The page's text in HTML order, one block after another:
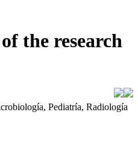
the research
Pediatría, Radiología